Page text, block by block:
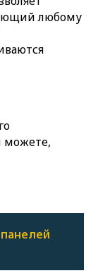
любому
можете,